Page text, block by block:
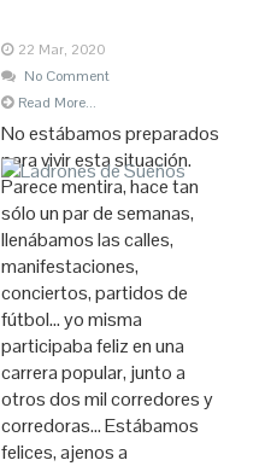
22 Mar, 2020
No Comment
Read More...
No estábamos preparados
para vivir esta situación.
Parece mentira, hace tan
sólo un par de semanas,
llenábamos las calles,
manifestaciones,
conciertos, partidos de
fútbol… yo misma
participaba feliz en una
carrera popular, junto a
otros dos mil corredores y
corredoras… Estábamos
felices, ajenos a